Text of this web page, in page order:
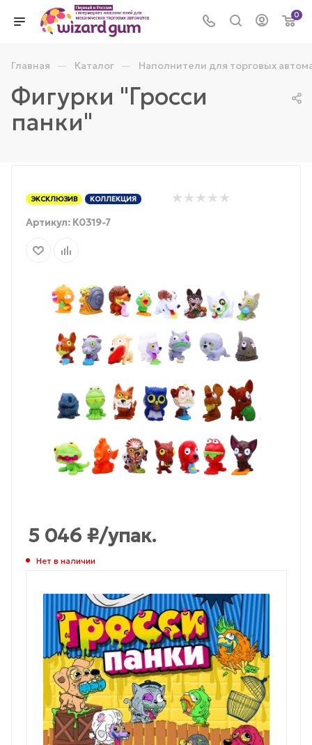
0
Главная — Каталог — Наполнители для торговых
Фигурки "Гросси
панки"
ЭКСКЛЮЗИВ КОЛЛЕКЦИЯ
Артикул: К0319-7
5 046 ₽/упак.
Нет в наличии